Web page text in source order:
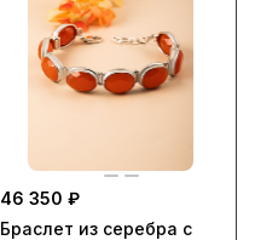
46 350 ₽
Браслет из серебра с